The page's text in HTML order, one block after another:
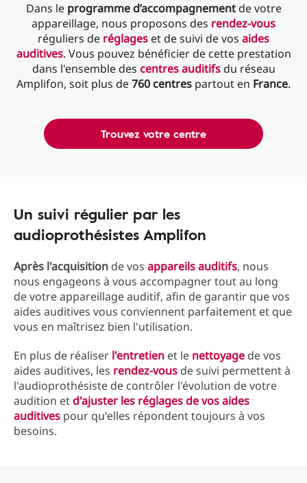
Dans le programme d’accompagnementde votre
appareillage, nous proposons des rendez-vous
réguliers de réglages et de suivi de vos aides
auditives. Vous pouvez bénéficier de cette prestation
dans l'ensemble des centres auditifs du réseau
Amplifon, soit plus de760 centres partout en France.
Trouvez votre centre
Un suivi régulier par les
audioprothésistes Amplifon
Après l'acquisition de vos appareils auditifs, nous
nous engageons à vous accompagner tout au long
de votre appareillage auditif, afin de garantir que vos
aides auditives vous conviennent parfaitement et que
vous en maîtrisez bien l'utilisation.
En plus de réaliser l'entretien et le nettoyage de vos
aides auditives, les rendez-vous de suivi permettent à
l'audioprothésiste de contrôler l'évolution de votre
audition etd'ajuster les réglages de vos aides
auditives pour qu'elles répondent toujours à vos
besoins.